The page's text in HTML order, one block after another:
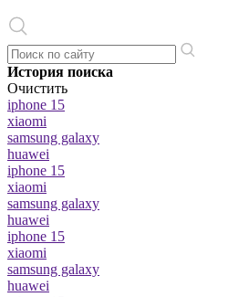
История поиска
Очистить
iphone 15
xiaomi
samsung galaxy
huawei
iphone 15
xiaomi
samsung galaxy
huawei
iphone 15
xiaomi
samsung galaxy
huawei